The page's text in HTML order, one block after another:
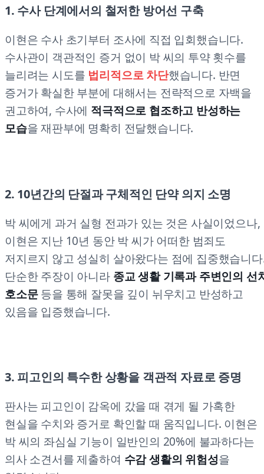
1. 수사 단계에서의 철저한 방어선 구축
이현은 수사 초기부터 조사에 직접 입회했습니다.
수사관이 객관적인 증거 없이 박 씨의 투약 횟수를
늘리려는 시도를 법리적으로 차단했습니다. 반면
증거가 확실한 부분에 대해서는 전략적으로 자백을
권고하여, 수사에 적극적으로 협조하고 반성하는
모습을 재판부에 명확히 전달했습니다.
2. 10년간의 단절과 구체적인 단약 의지 소명
박 씨에게 과거 실형 전과가 있는 것은 사실이었으나,
이현은 지난 10년 동안 박 씨가 어떠한 범죄도
저지르지 않고 성실히 살아왔다는 점에 집중했습니
단순한 주장이 아니라종교 생활 기록과 주변인의 선
호소문등을 통해 잘못을 깊이 뉘우치고 반성하고
있음을 입증했습니다.
3. 피고인의 특수한 상황을 객관적 자료로 증명
판사는 피고인이 감옥에 갔을 때 겪게 될 가혹한
현실을 수치와 증거로 확인할 때 움직입니다. 이현은
박 씨의 좌심실 기능이 일반인의 20%에 불과하다는
의사 소견서를 제출하여 수감 생활의 위험성을